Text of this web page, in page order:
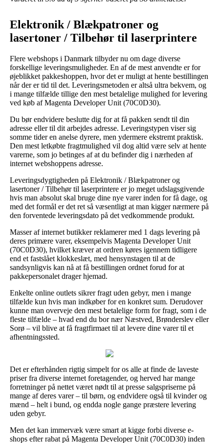
Elektronik / Blækpatroner og
lasertoner / Tilbehør til laserprintere
Flere webshops i Danmark tilbyder nu om dage diverse
forskellige leveringsmuligheder. En af de mest anvendte er for
øjeblikket pakkeshoppen, hvor det er muligt at hente bestillingen
når der er tid til det. Leveringsmetoden er altså ultra bekvem, og
i mange tilfælde tillige den mest betalelige mulighed for levering
ved køb af Magenta Developer Unit (70C0D30).
Du bør endvidere beslutte dig for at få pakken sendt til din
adresse eller til dit arbejdes adresse. Leveringstypen viser sig
somme tider en anelse dyrere, men ydermere ekstremt praktisk.
Den mest letkøbte fragtmulighed vil dog altid være selv at hente
varerne, som jo betinges af at du befinder dig i nærheden af
internet webshoppens adresse.
Leveringsdygtigheden på Elektronik / Blækpatroner og
lasertoner / Tilbehør til laserprintere er jo meget udslagsgivende
hvis man absolut skal bruge dine nye varer inden for få dage, og
med det formål er det ret så væsentligt at man kigger nærmere på
den forventede leveringsdato på det vedkommende produkt.
Masser af internet butikker reklamerer med 1 dags levering på
deres primære varer, eksempelvis Magenta Developer Unit
(70C0D30), hvilket kræver at ordren køres igennem tidligere
end et fastslået klokkeslæt, med hensynstagen til at de
sandsynligvis kan nå at få bestillingen ordnet forud for at
pakkepersonalet drager hjemad.
Enkelte online outlets sikrer fragt uden gebyr, men i mange
tilfælde kun hvis man indkøber for en konkret sum. Derudover
kunne man overveje den mest betalelige form for fragt, som i de
fleste tilfælde – hvad end du bor nær Næstved, Brønderslev eller
Sorø – vil blive at få fragtfirmaet til at levere dine varer til et
afhentningssted.
Det er efterhånden rigtig simpelt for os alle at finde de laveste
priser fra diverse internet foretagender, og herved har mange
forretninger på nettet været nødt til at presse salgspriserne på
mange af deres varer – til børn, og endvidere også til kvinder og
mænd – helt i bund, og endda nogle gange præstere levering
uden gebyr.
Men det kan immervæk være smart at kigge forbi diverse e-
shops efter rabat på Magenta Developer Unit (70C0D30) inden